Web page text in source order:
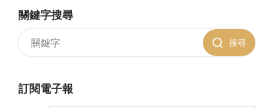
關鍵字搜尋
搜尋
訂閱電子報